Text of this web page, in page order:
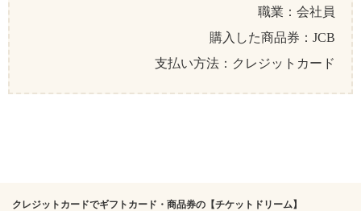
職業：会社員
購入した商品券：JCB
支払い方法：クレジットカード
クレジットカードでギフトカード・商品券の【チケットドリーム】